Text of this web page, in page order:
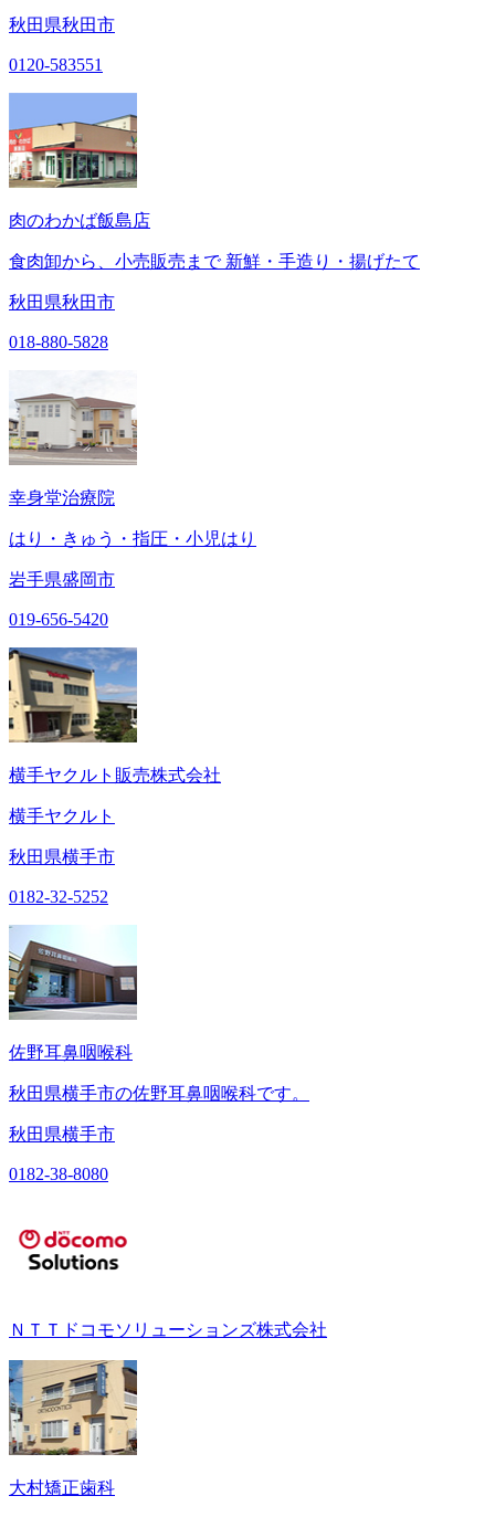
秋田県秋田市
0120-583551
肉のわかば飯島店
食肉卸から、小売販売まで 新鮮・手造り・揚げたて
秋田県秋田市
018-880-5828
幸身堂治療院
はり・きゅう・指圧・小児はり
岩手県盛岡市
019-656-5420
横手ヤクルト販売株式会社
横手ヤクルト
秋田県横手市
0182-32-5252
佐野耳鼻咽喉科
秋田県横手市の佐野耳鼻咽喉科です。
秋田県横手市
0182-38-8080
ＮＴＴドコモソリューションズ株式会社
大村矯正歯科